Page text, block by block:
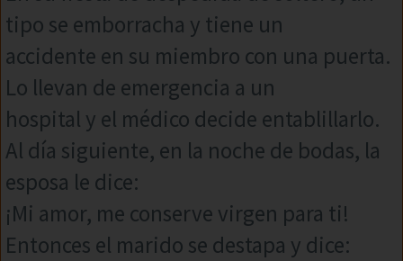
tipo se emborracha y tiene un
accidente en su miembro con una puerta.
Lo llevan de emergencia a un
hospital y el médico decide entablillarlo.
Al día siguiente, en la noche de bodas, la
esposa le dice:
¡Mi amor, me conserve virgen para ti!
Entonces el marido se destapa y dice: